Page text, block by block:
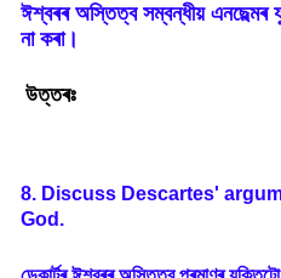
ঈশ্বৰৰ অস্তিত্ব সম্বন্ধীয় এনছেল্মৰ
না কৰা।
উত্তৰঃ
8. Discuss Descartes'
God.